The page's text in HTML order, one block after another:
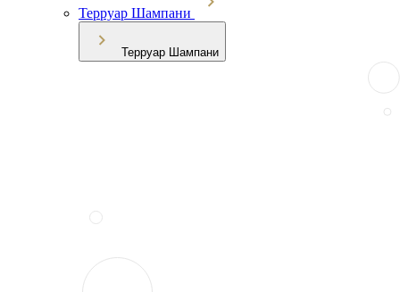
Терруар Шампани
Терруар Шампани